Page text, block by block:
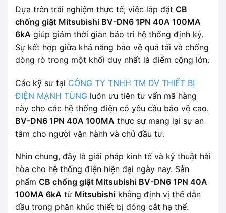
Dựa trên trải nghiệm thực tế, việc lắp đặt CB
chống giật Mitsubishi BV-DN6 1PN 40A 100MA
6kA giúp giảm thời gian bảo trì hệ thống định kỳ.
Sự kết hợp giữa khả năng bảo vệ quá tải và chống
dòng rò trong một khối duy nhất là điểm cộng lớn.
Các kỹ sư tại CÔNG TY TNHH TM DV THIẾT BỊ
ĐIỆN MẠNH TÙNG luôn ưu tiên tư vấn mã hàng
này cho các hệ thống điện có yêu cầu bảo vệ cao.
BV-DN6 1PN 40A 100MA thực sự mang lại sự an
tâm cho người vận hành và chủ đầu tư.
Nhìn chung, đây là giải pháp kinh tế và kỹ thuật hài
hòa cho hệ thống điện hiện đại ngày nay. Sản
phẩm CB chống giật Mitsubishi BV-DN6 1PN 40A
100MA 6kA từ Mitsubishi khẳng định vị thế dẫn
đầu trong phân khúc thiết bị đóng cắt hạ thế.